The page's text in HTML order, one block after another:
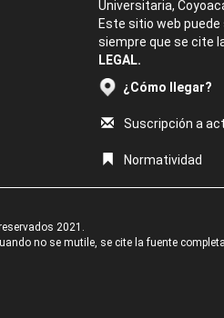
Universitaria,
Este sitio web
siempre que se cite
LEGAL.
¿Cómo llegar?
Suscripción a
Normatividad
2021.
no se mutile, se cite la fuente